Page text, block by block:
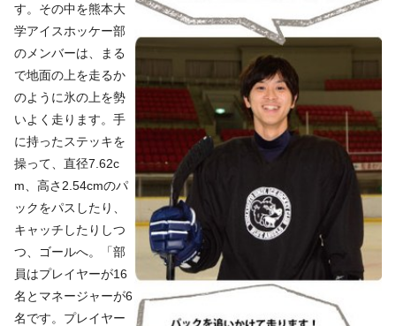
す。その中を熊本大
学アイスホッケー部
のメンバーは、まる
で地面の上を走るか
のように氷の上を勢
いよく走ります。手
に持ったステッキを
操って、直径7.62c
m、高さ2.54cmのパ
ックをパスしたり、
キャッチしたりしつ
つ、ゴールへ。「部
員はプレイヤーが16
名とマネージャーが6
名です。プレイヤー